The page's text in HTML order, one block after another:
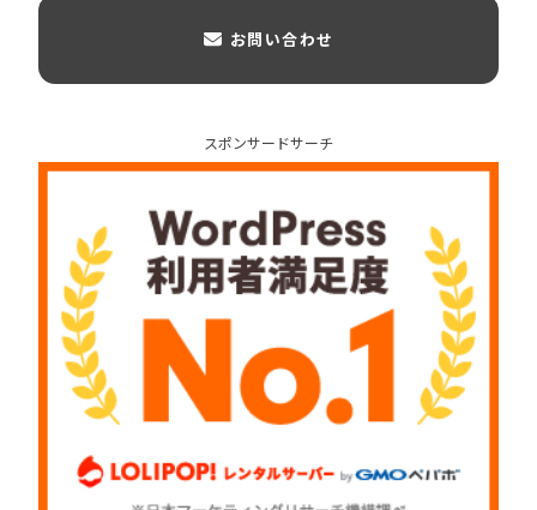
お問い合わせ
スポンサードサーチ